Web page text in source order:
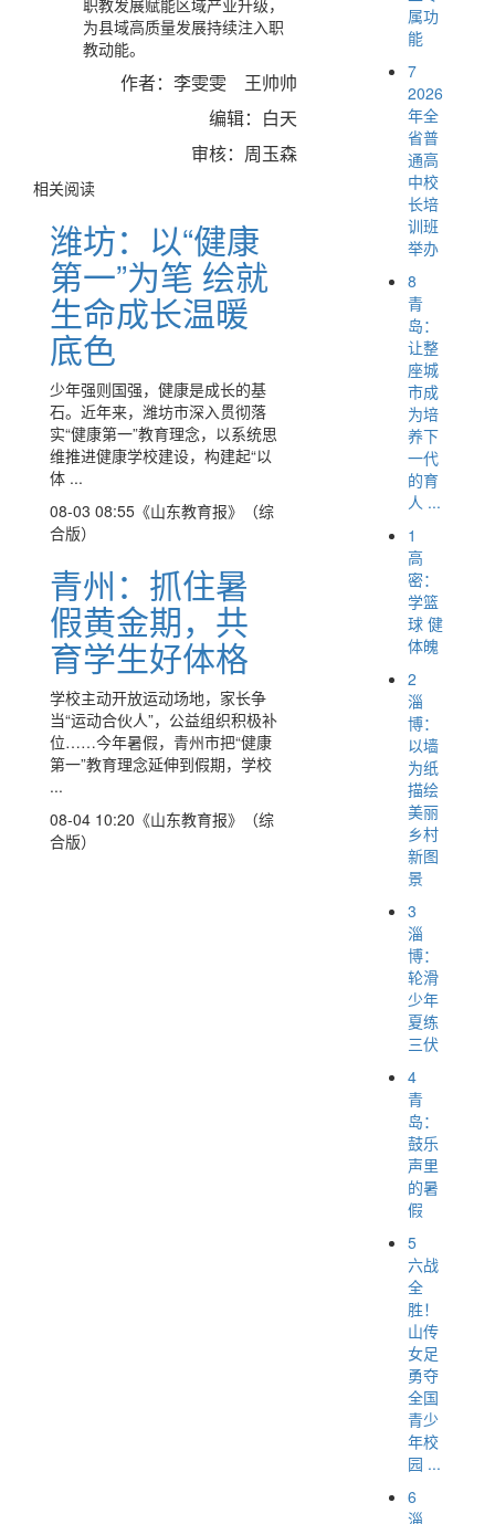
职教发展赋能区域产业升级，
为县域高质量发展持续注入职
教动能。
作者：李雯雯 王帅帅
编辑：白天
审核：周玉森
相关阅读
潍坊：以“健康
第一”为笔 绘就
生命成长温暖
底色
少年强则国强，健康是成长的基
石。近年来，潍坊市深入贯彻落
实“健康第一”教育理念，以系统思
维推进健康学校建设，构建起“以
体 ...
08-03 08:55 《山东教育报》（综
合版）
青州：抓住暑
假黄金期，共
育学生好体格
学校主动开放运动场地，家长争
当“运动合伙人”，公益组织积极补
位……今年暑假，青州市把“健康
第一”教育理念延伸到假期，学校
...
08-04 10:20 《山东教育报》（综
合版）
属功
能
7
2026
年全
省普
通高
中校
长培
训班
举办
8
青
岛：
让整
座城
市成
为培
养下
一代
的育
人 ...
1
高
密：
学篮
球 健
体魄
2
淄
博：
以墙
为纸
描绘
美丽
乡村
新图
景
3
淄
博：
轮滑
少年
夏练
三伏
4
青
岛：
鼓乐
声里
的暑
假
5
六战
全
胜！
山传
女足
勇夺
全国
青少
年校
园 ...
6
淄